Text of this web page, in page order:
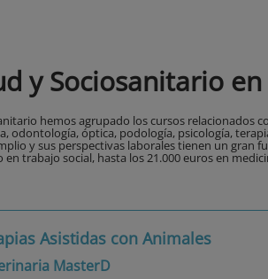
y Sociosanitario
hemos agrupado los cursos relacionados
odontología, óptica, podología, psicología,
y sus perspectivas laborales tienen un gran
en trabajo social, hasta los 21.000 euros en
Asistidas con Animales
MasterD